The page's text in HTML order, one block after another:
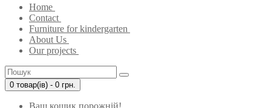
Home
Contact
Furniture for kindergarten
About Us
Our projects
0 товар(ів) - 0 грн.
Ваш кошик порожній!